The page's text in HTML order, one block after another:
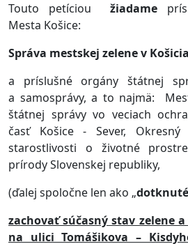
Touto petícioužiadame
Mesta Košice:
Správa mestskej zelene v
a príslušné orgány štátnej
a samosprávy, a to najmä:
štátnej správy vo veciach
časť Košice - Sever,
starostlivosti o životné
prírody Slovenskej republiky,
(ďalej spoločne len ako „
zachovať súčasný stav zelene
na ulici Tomášikova –